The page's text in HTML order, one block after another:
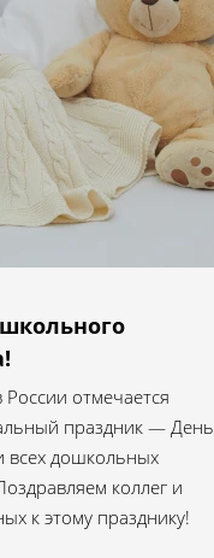
отмечается
праздник — День
всех дошкольных
коллег и
к этому празднику!